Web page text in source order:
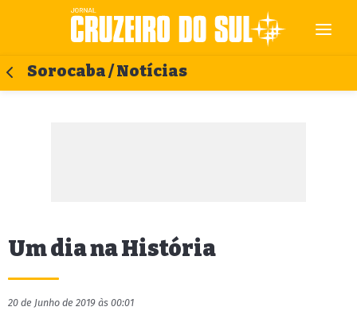
Sorocaba / Notícias
Um dia na História
20 de Junho de 2019 às 00:01